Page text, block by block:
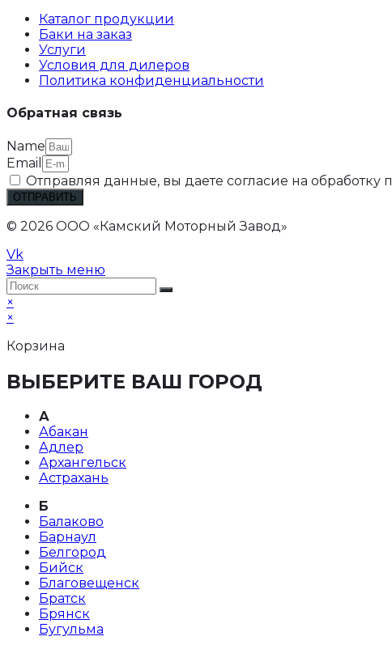
Каталог продукции
Баки на заказ
Услуги
Условия для дилеров
Политика конфиденциальности
Обратная связь
Name
Email
Отправляя данные, вы даете согласие на
ОТПРАВИТЬ
© 2026 ООО «Камский Моторный Завод»
Vk
Закрыть меню
×
×
Корзина
ВЫБЕРИТЕ ВАШ ГОРОД
А
Абакан
Адлер
Архангельск
Астрахань
Б
Балаково
Барнаул
Белгород
Бийск
Благовещенск
Братск
Брянск
Бугульма